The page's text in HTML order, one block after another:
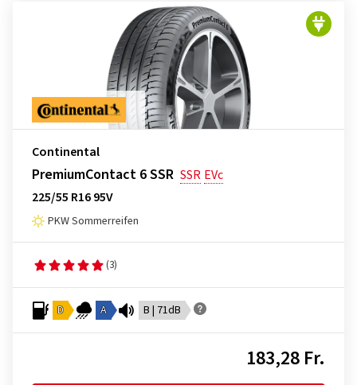
Continental
PremiumContact 6 SSR SSR EVc
225/55 R16 95V
PKW Sommerreifen
(3)
D A B | 71dB
183,28 Fr.